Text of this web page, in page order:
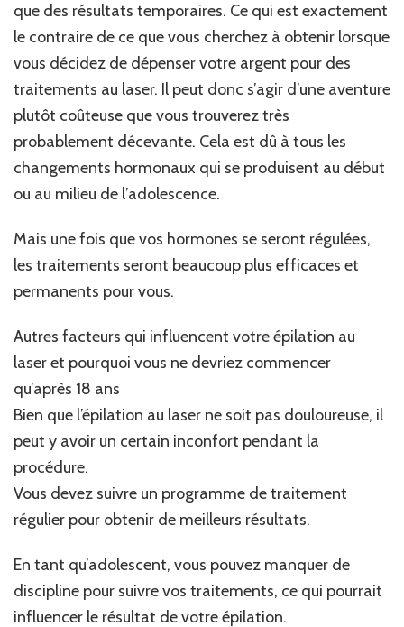
que des résultats temporaires. Ce qui est exactement
le contraire de ce que vous cherchez à obtenir lorsque
vous décidez de dépenser votre argent pour des
traitements au laser. Il peut donc s’agir d’une aventure
plutôt coûteuse que vous trouverez très
probablement décevante. Cela est dû à tous les
changements hormonaux qui se produisent au début
ou au milieu de l’adolescence.
Mais une fois que vos hormones se seront régulées,
les traitements seront beaucoup plus efficaces et
permanents pour vous.
Autres facteurs qui influencent votre épilation au
laser et pourquoi vous ne devriez commencer
qu’après 18 ans
Bien que l’épilation au laser ne soit pas douloureuse, il
peut y avoir un certain inconfort pendant la
procédure.
Vous devez suivre un programme de traitement
régulier pour obtenir de meilleurs résultats.
En tant qu’adolescent, vous pouvez manquer de
discipline pour suivre vos traitements, ce qui pourrait
influencer le résultat de votre épilation.